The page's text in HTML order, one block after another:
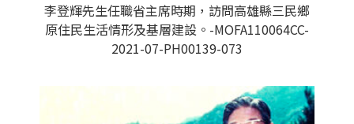
李登輝先生任職省主席時期，訪問高雄縣三民鄉
原住民生活情形及基層建設。-MOFA110064CC-
2021-07-PH00139-073